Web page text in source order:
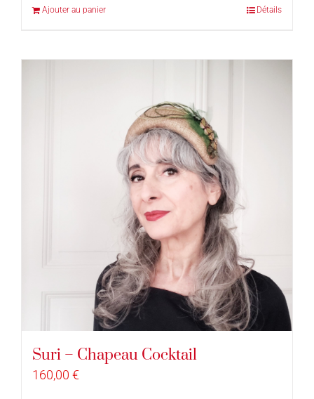
Ajouter au panier Détails
Suri – Chapeau Cocktail
160,00 €